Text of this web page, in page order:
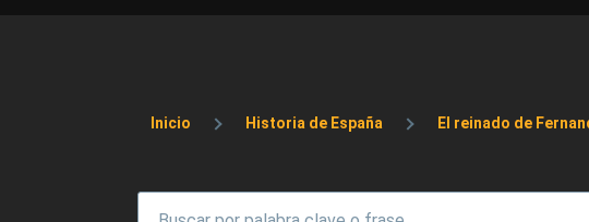
Sobrescribir enlaces de
Inicio Historia de España El reinado de